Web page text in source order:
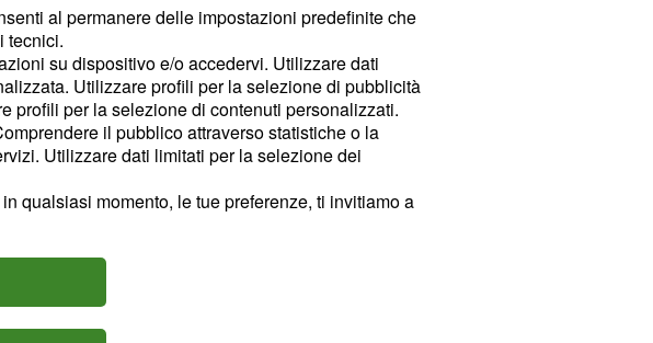
al permanere delle impostazioni predefinite che
tecnici.
su dispositivo e/o accedervi. Utilizzare dati
Utilizzare profili per la selezione di pubblicità
profili per la selezione di contenuti personalizzati.
il pubblico attraverso statistiche o la
Utilizzare dati limitati per la selezione dei
qualsiasi momento, le tue preferenze, ti invitiamo a